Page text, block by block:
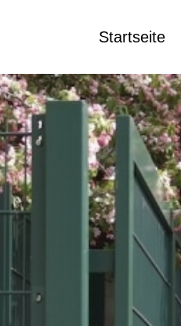
Startseite